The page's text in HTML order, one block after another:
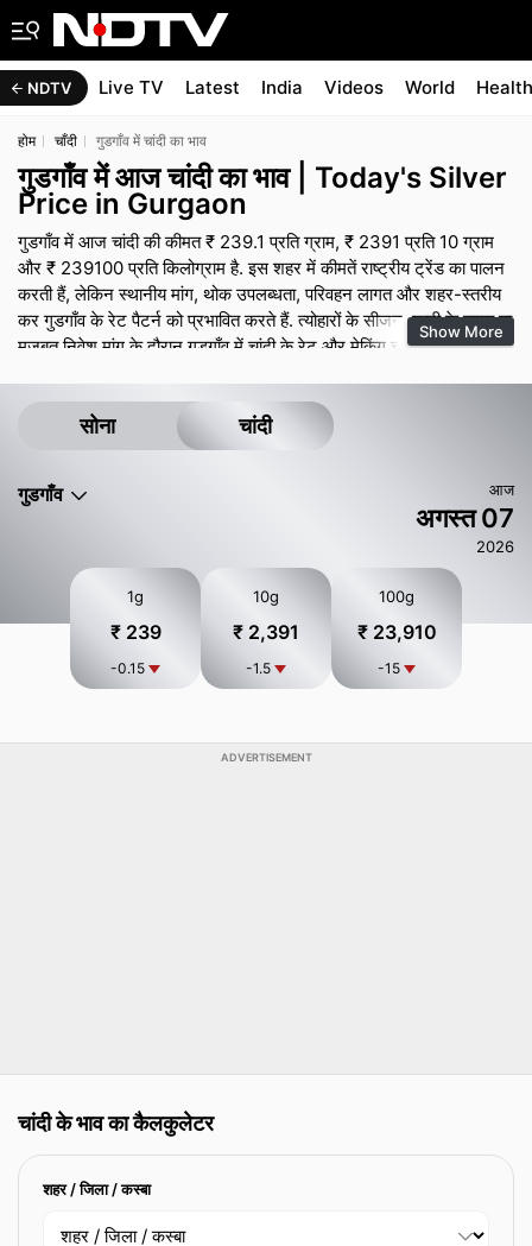
NDTV Live TV Latest India Videos World Health
होम चाँदी गुडगाँव में चांदी का भाव
गुडगाँव में आज चांदी का भाव | Today's Silver
Price in Gurgaon
गुडगाँव में आज चांदी की कीमत ₹ 239.1 प्रति ग्राम, ₹ 2391 प्रति 10 ग्राम
और ₹ 239100 प्रति किलोग्राम है. इस शहर में कीमतें राष्ट्रीय ट्रेंड का पालन
करती हैं, लेकिन स्थानीय मांग, थोक उपलब्धता, परिवहन लागत और शहर-स्तरीय
कर गुडगाँव के रेट पैटर्न को प्रभावित करते हैं. त्योहारों के सीजन, शादी के समय या
मजबूत निवेश मांग के दौरान गुडगाँव में चांदी के रेट और मेकिंग चार्ज मजबूत बने रह
सकते हैं. सोने की तरह, अंतिम भुगतान में ज्वेलरी पर मेकिंग चार्ज, जीएसटी और
किसी भी डिजाइन प्रीमियम शामिल होते हैं, इसलिए बिल का ब्रेक-अप मांगना
ऑफर की तुलना करने में मदद करता है.
Show More
सोना चांदी
गुडगाँव आज
अगस्त 07
2026
1g
₹ 239
-0.15
10g
₹ 2,391
-1.5
100g
₹ 23,910
-15
ADVERTISEMENT
चांदी के भाव का कैलकुलेटर
शहर / जिला / कस्बा